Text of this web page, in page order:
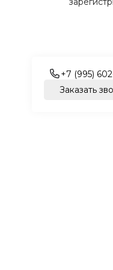
+7 (995)
Заказать